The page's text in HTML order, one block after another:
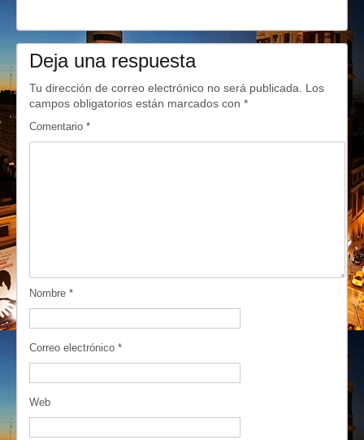
Deja una respuesta
Tu dirección de correo electrónico no será publicada.
Los
campos obligatorios están marcados con *
Comentario *
Nombre *
Correo electrónico *
Web